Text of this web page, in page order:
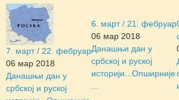
7. март / 22. фебруар
06 мар 2018
Данашњи дан у
србској и руској
6. март / 21. фебруар
06 мар 2018
Данашњи дан у
србској и руској
историји... Опширније